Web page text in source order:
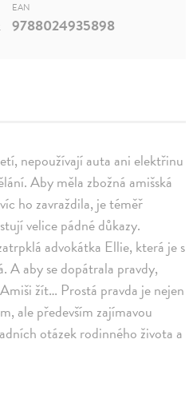
nepoužívají auta ani elektřinu
Aby měla zbožná amišská
ho zavraždila, je téměř
velice pádné důkazy.
advokátka Ellie, která je s
A aby se dopátrala pravdy,
žít… Prostá pravda je nejen
ale především zajímavou
otázek rodinného života a
EAN
9788024935898